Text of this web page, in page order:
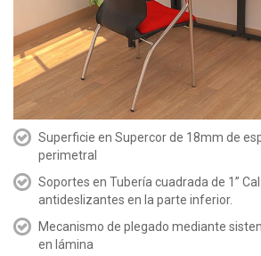
Superficie en Supercor de 18mm de
perimetral
Soportes en Tubería cuadrada de 1”
antideslizantes en la parte inferior.
Mecanismo de plegado mediante
en lámina